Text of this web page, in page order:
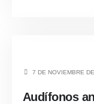
7 DE NOVIEMBRE
Audífonos